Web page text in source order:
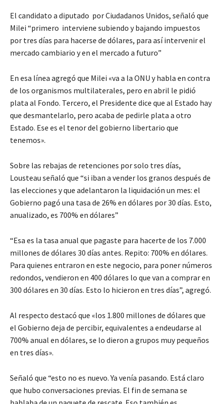
El candidato a diputado por Ciudadanos Unidos, señaló que
Milei “primero interviene subiendo y bajando impuestos
por tres días para hacerse de dólares, para así intervenir el
mercado cambiario y en el mercado a futuro”
En esa línea agregó que Milei «va a la ONU y habla en contra
de los organismos multilaterales, pero en abril le pidió
plata al Fondo. Tercero, el Presidente dice que al Estado hay
que desmantelarlo, pero acaba de pedirle plata a otro
Estado. Ese es el tenor del gobierno libertario que
tenemos».
Sobre las rebajas de retenciones por solo tres días,
Lousteau señaló que “si iban a vender los granos después de
las elecciones y que adelantaron la liquidación un mes: el
Gobierno pagó una tasa de 26% en dólares por 30 días. Esto,
anualizado, es 700% en dólares”
“Esa es la tasa anual que pagaste para hacerte de los 7.000
millones de dólares 30 días antes. Repito: 700% en dólares.
Para quienes entraron en este negocio, para poner números
redondos, vendieron en 400 dólares lo que van a comprar en
300 dólares en 30 días. Esto lo hicieron en tres días”, agregó.
Al respecto destacó que «los 1.800 millones de dólares que
el Gobierno deja de percibir, equivalentes a endeudarse al
700% anual en dólares, se lo dieron a grupos muy pequeños
en tres días».
Señaló que “esto no es nuevo. Ya venía pasando. Está claro
que hubo conversaciones previas. El fin de semana se